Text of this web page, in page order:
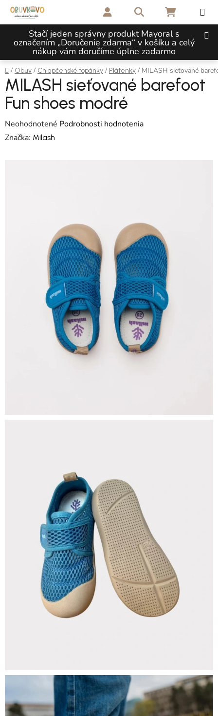
Prejsť na obsah
Stačí jeden správny produkt Mayoral s
označením „Doručenie zdarma“ v košíku a celý
nákup vám doručíme úplne zadarmo
Hľadať NÁKUPNÝ
Domov
/ Obuv / Chlapčenské topánky / Plátenky / MILASH sieťované
MILASH sieťované barefoot
Fun shoes modré
Priemerné hodnotenie produktu je 0,0 z 5 hviezdičiek.
Neohodnotené Podrobnosti hodnotenia
Značka: Milash